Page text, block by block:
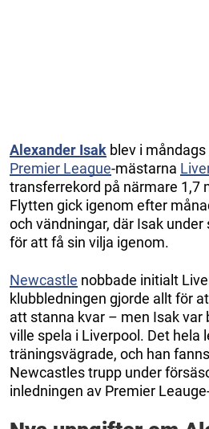
Alexander Isak blev i
Premier League-mästarna
transferrekord på närmare 1,7
Flytten gick igenom efter
och vändningar, där Isak
för att få sin vilja igenom.
Newcastle nobbade initialt
klubbledningen gjorde allt för
att stanna kvar – men Isak var
ville spela i Liverpool. Det hela
träningsvägrade, och han
Newcastles trupp under
inledningen av Premier